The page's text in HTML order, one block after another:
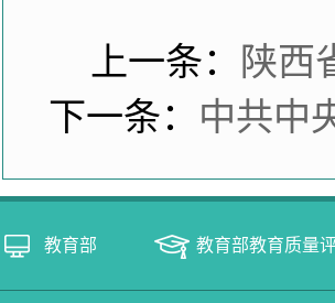
上一条：
陕西
下一条： 中共中
教育部 教育部教育质量